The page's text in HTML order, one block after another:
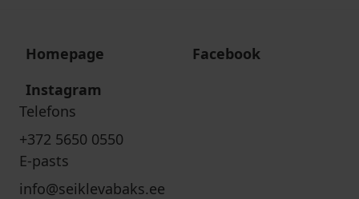
Homepage
Facebook
Instagram
Telefons
+372 5650 0550
E-pasts
info@seiklevabaks.ee